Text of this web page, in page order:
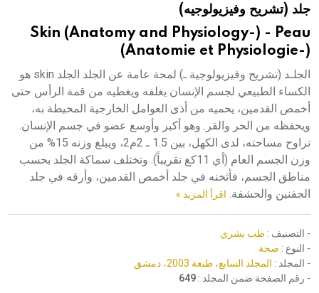
هيئة الموسوعة العربية تطلق موسوعات جديدة في عام 2026
جلد (تشريح وفيزيولوجيه)
Skin (Anatomy and Physiology-) - Peau
(Anatomie et Physiologie-)
الجلـد (تشريح وفيزيولوجية ـ) لمحة عامة عن الجلد الجلد skin هو
الكساء الطبيعي لجسم الإنسان يغلفه ويغطيه من قمة الرأس حتى
أخمص القدمين، يحميه من أذى العوامل الخارجية المحيطة به،
ويحفظه من الحر والقر. وهو أكبر وأوسع عضو في جسم الإنسان.
تراوح مساحته، لدى الكهل، بين 1.5 ـ 2م2، ويبلغ وزنه 15% من
وزن الجسم العام (أي 11كغ تقريباً). وتختلف سماكة الجلد بحسب
مناطق الجسم، فأثخنه في جلد أخمص القدمين، وأرقه في جلد
الجفنين والحشفة. اقرأ المزيد »
- التصنيف : طب بشري
- النوع : صحة
- المجلد : المجلد السابع، طبعة 2003، دمشق
- رقم الصفحة ضمن المجلد : 649